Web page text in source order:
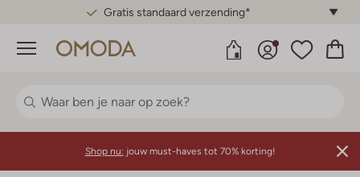
Gratis standaard verzending*
Menu
Shop nu: jouw must-haves tot 70% korting!